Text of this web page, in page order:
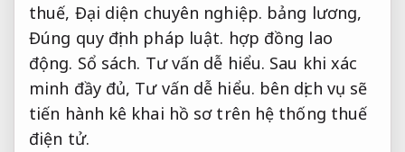
thuế, Đại diện chuyên nghiệp. bảng lương,
Đúng quy định pháp luật. hợp đồng lao
động. Sổ sách. Tư vấn dễ hiểu. Sau khi xác
minh đầy đủ, Tư vấn dễ hiểu. bên dịch vụ sẽ
tiến hành kê khai hồ sơ trên hệ thống thuế
điện tử.